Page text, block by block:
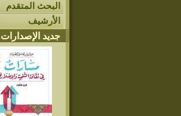
البحث المتقدم
الأرشيف
جديد الإصدارات